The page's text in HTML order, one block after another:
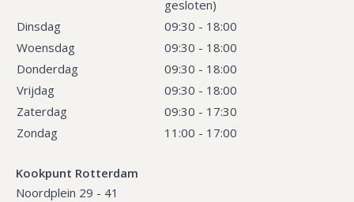
gesloten)
Dinsdag
09:30 - 18:00
Woensdag
09:30 - 18:00
Donderdag
09:30 - 18:00
Vrijdag
09:30 - 18:00
Zaterdag
09:30 - 17:30
Zondag
11:00 - 17:00
Kookpunt Rotterdam
Noordplein 29 - 41